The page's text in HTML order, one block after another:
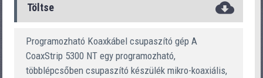
Töltse
Programozható Koaxkábel csupaszító gép A
CoaxStrip 5300 NT egy programozható,
többlépcsőben csupaszító készülék mikro-koaxiális,